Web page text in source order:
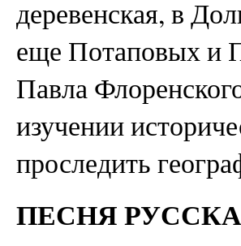
деревенская, в
еще Потаповых и
Павла
изучении
проследить
ПЕСНЯ